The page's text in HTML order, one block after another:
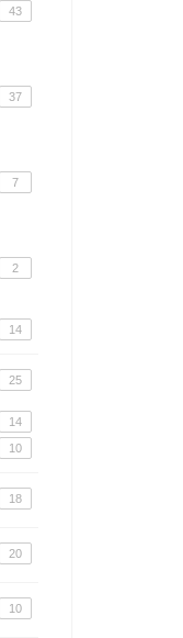
43
37
7
2
14
25
14
10
18
20
10